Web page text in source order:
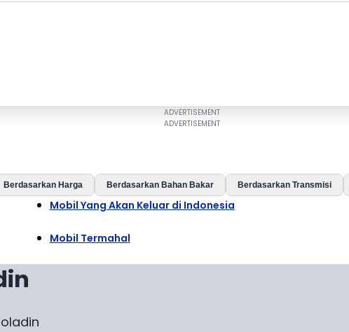
Berdasarkan Harga Berdasarkan Bahan Bakar Berdasarkan Transmisi
Mobil Yang Akan Keluar di Indonesia
Mobil Termahal